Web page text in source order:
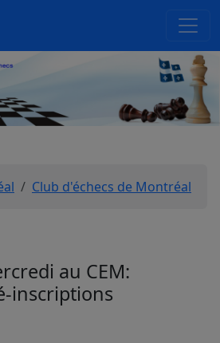
Club d'échecs de Montréal
au CEM:
inscriptions